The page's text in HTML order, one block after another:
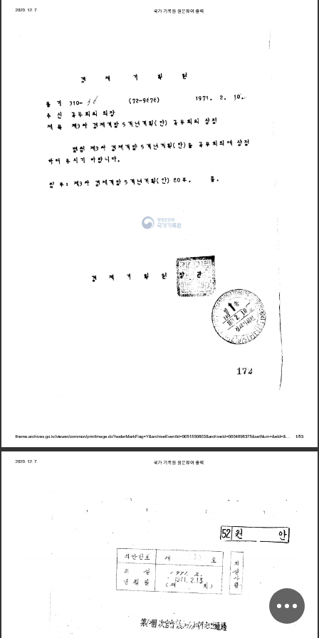
2 0 2 0 1 2 7 국가 기록원 원 문뷰어출력
the e a c h v es go k /v ie w e /co o /p i t a ge do ?w ate M a k F la g Y &a rc h iv e E v e tId 005 1550603&a rc h iv e d 0004 69637 5&s etN u &e Id & 1/53
2 0 2 0 1 2 7 국가 기록원 원 문뷰어출력